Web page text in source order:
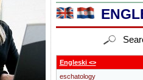
Engleski <>
eschatology